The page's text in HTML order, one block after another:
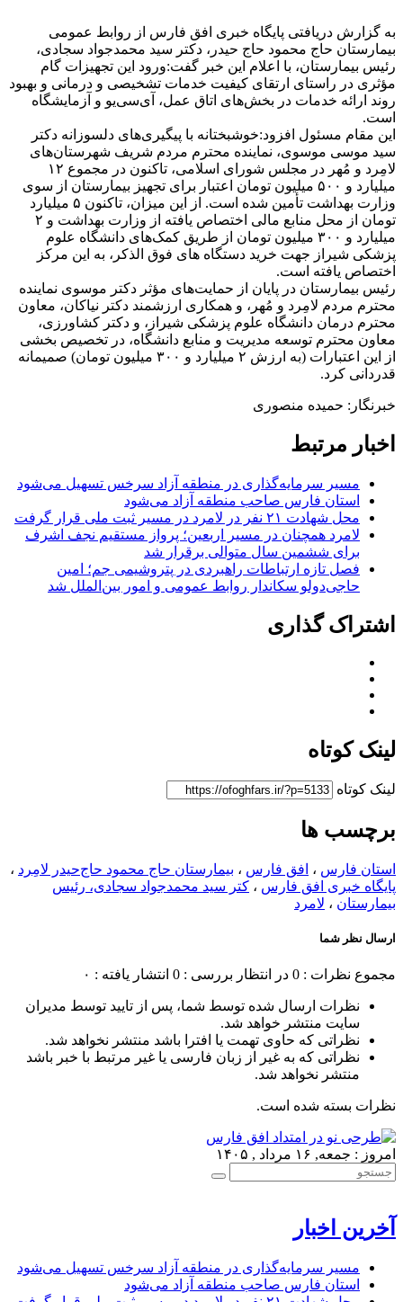
به گزارش دریافتی پایگاه خبری افق فارس از روابط عمومی
بیمارستان حاج محمود حاج حیدر، دکتر سید محمدجواد سجادی،
رئیس بیمارستان، با اعلام این خبر گفت:ورود این تجهیزات گام
مؤثری در راستای ارتقای کیفیت خدمات تشخیصی و درمانی و بهبود
روند ارائه خدمات در بخش‌های اتاق عمل، آی‌سی‌یو و آزمایشگاه
است.
این مقام مسئول افزود:خوشبختانه با پیگیری‌های دلسوزانه دکتر
سید موسی موسوی، نماینده محترم مردم شریف شهرستان‌های
لامِرد و مُهر در مجلس شورای اسلامی، تاکنون در مجموع ۱۲
میلیارد و ۵۰۰ میلیون تومان اعتبار برای تجهیز بیمارستان از سوی
وزارت بهداشت تأمین شده است. از این میزان، تاکنون ۵ میلیارد
تومان از محل منابع مالی اختصاص یافته از وزارت بهداشت و ۲
میلیارد و ۳۰۰ میلیون تومان از طریق کمک‌های دانشگاه علوم
پزشکی شیراز جهت خرید دستگاه های فوق الذکر، به این مرکز
اختصاص یافته است.
رئیس بیمارستان در پایان از حمایت‌های مؤثر دکتر موسوی نماینده
محترم مردم لامِرد و مُهر، و همکاری ارزشمند دکتر نیاکان، معاون
محترم درمان دانشگاه علوم پزشکی شیراز، و دکتر کشاورزی،
معاون محترم توسعه مدیریت و منابع دانشگاه، در تخصیص بخشی
از این اعتبارات (به ارزش ۲ میلیارد و ۳۰۰ میلیون تومان) صمیمانه
قدردانی کرد.
خبرنگار: حمیده منصوری
اخبار مرتبط
مسیر سرمایه‌گذاری در منطقه آزاد سرخس تسهیل می‌شود
استان فارس صاحب منطقه آزاد می‌شود
محل شهادت ۲۱ نفر در لامرد در مسیر ثبت ملی قرار گرفت
لامرد همچنان در مسیر اربعین؛ پرواز مستقیم نجف اشرف
برای ششمین سال متوالی برقرار شد
فصل تازه ارتباطات راهبردی در پتروشیمی جم؛ امین
حاجی‌دولو سکاندار روابط عمومی و امور بین‌الملل شد
اشتراک گذاری
لینک کوتاه
لینک کوتاه
برچسب ها
استان فارس ، افق فارس ، بیمارستان حاج محمود حاج‌حیدر لامِرد ،
پایگاه خبری افق فارس ، کتر سید محمدجواد سجادی، رئیس
بیمارستان ، لامرد
ارسال نظر شما
مجموع نظرات : 0 در انتظار بررسی : 0 انتشار یافته : ۰
نظرات ارسال شده توسط شما، پس از تایید توسط مدیران
سایت منتشر خواهد شد.
نظراتی که حاوی تهمت یا افترا باشد منتشر نخواهد شد.
نظراتی که به غیر از زبان فارسی یا غیر مرتبط با خبر باشد
منتشر نخواهد شد.
نظرات بسته شده است.
امروز : جمعه, ۱۶ مرداد , ۱۴۰۵
آخرین اخبار
مسیر سرمایه‌گذاری در منطقه آزاد سرخس تسهیل می‌شود
استان فارس صاحب منطقه آزاد می‌شود